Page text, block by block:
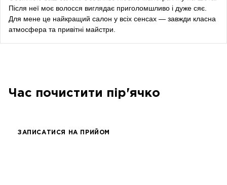
Bazhana
songwriter
Після неї моє волосся виглядає приголомшливо і дуже сяє.
Для мене це найкращий салон у всіх сенсах — завжди класна
атмосфера та привітні майстри.
Час почистити пір'ячко
ЗАПИСАТИСЯ НА ПРИЙОМ